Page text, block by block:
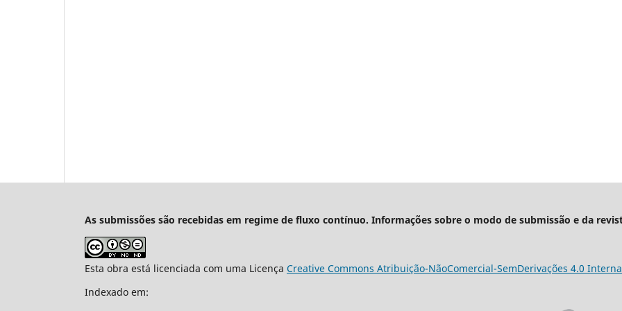
As submissões são recebidas em regime de fluxo contínuo. Informações sobre o modo de submissão e da
Esta obra está licenciada com uma Licença Creative Commons Atribuição-NãoComercial-SemDerivações 4.0
Indexado em: